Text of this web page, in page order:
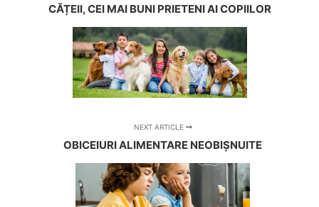
CĂȚEII, CEI MAI BUNI PRIETENI AI COPIILOR
NEXT ARTICLE
OBICEIURI ALIMENTARE NEOBIȘNUITE